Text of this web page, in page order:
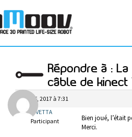
Répondre à :
câble de kinect
mars 5, 2017 à 7:31
CIVETTA
Participant
Bien joué, l’était
Merci.